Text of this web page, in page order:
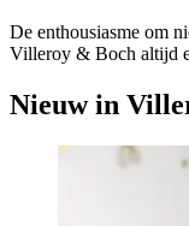
De enthousiasme om
Villeroy & Boch altijd
Nieuw in